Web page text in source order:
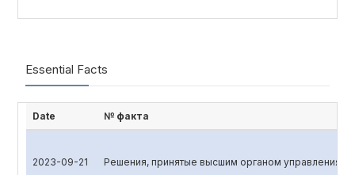
Essential Facts
Date № факта
2023-09-21 Решения, принятые высшим органом управления